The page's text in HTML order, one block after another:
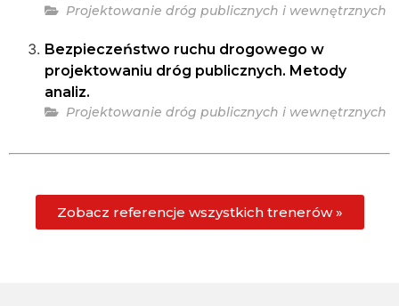
Projektowanie dróg publicznych i wewnętrznych
Bezpieczeństwo ruchu drogowego w
projektowaniu dróg publicznych. Metody
analiz.
Projektowanie dróg publicznych i wewnętrznych
Zobacz referencje wszystkich trenerów »